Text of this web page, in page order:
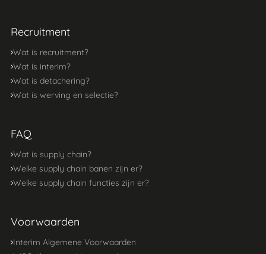
Recruitment
Wat is recruitment?
Wat is interim?
Wat is detachering?
Wat is werving en selectie?
FAQ
Wat is supply chain?
Welke supply chain banen zijn er?
Welke supply chain functies zijn er?
Voorwaarden
Interim Algemene Voorwaarden